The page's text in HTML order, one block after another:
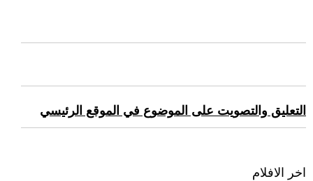
التعليق والتصويت على الموضوع في الموقع الرئيسي
اخر الافلام